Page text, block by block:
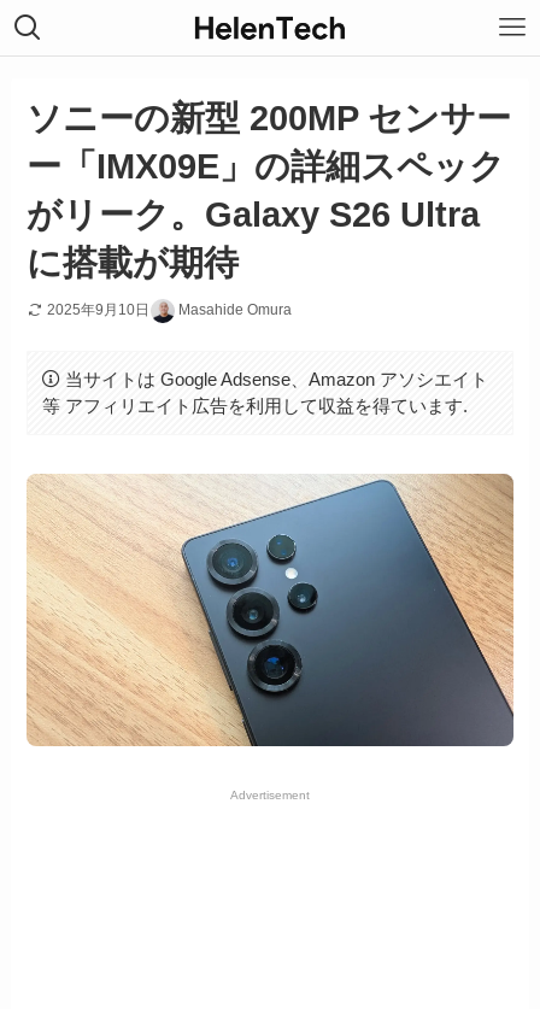
ソニーの新型 200MP センサー
ー「IMX09E」の詳細スペック
がリーク。Galaxy S26 Ultra
に搭載が期待
2025年9月10日 Masahide Omura
当サイトは Google Adsense、Amazon アソシエイト
等 アフィリエイト広告を利用して収益を得ています.
Advertisement